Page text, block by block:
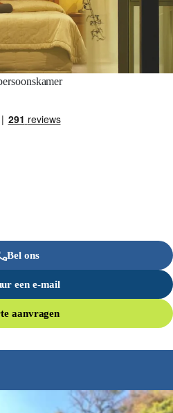
Bel ons
een e-mail
aanvragen